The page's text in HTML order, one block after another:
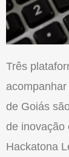
Três
de Goiás
de inovação
Hackatona